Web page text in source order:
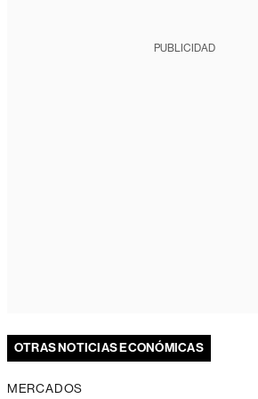
PUBLICIDAD
OTRAS NOTICIAS ECONÓMICAS
MERCADOS